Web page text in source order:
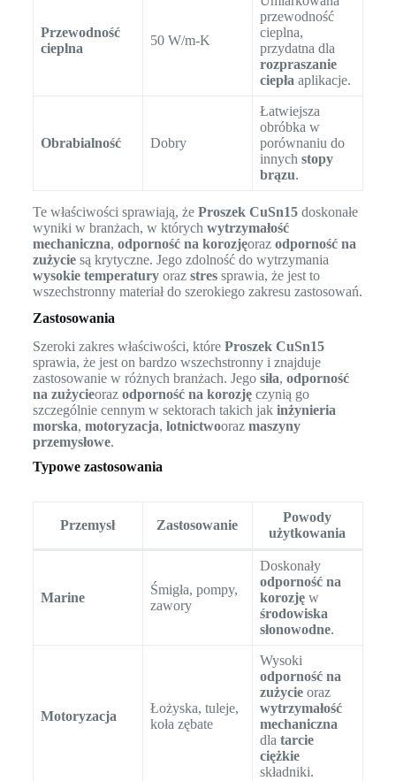
Przewodność
cieplna
50 W/m-K
przewodność
cieplna,
przydatna dla
rozpraszanie
ciepła aplikacje.
Obrabialność Dobry
Łatwiejsza
obróbka w
porównaniu do
innych stopy
brązu.
Te właściwości sprawiają, że Proszek CuSn15doskonałe
wyniki w branżach, w których wytrzymałość
mechaniczna, odporność na korozjęoraz odporność na
zużyciesą krytyczne. Jego zdolność do wytrzymania
wysokie temperaturyoraz stressprawia, że jest to
wszechstronny materiał do szerokiego zakresu zastosowań.
Zastosowania
Szeroki zakres właściwości, które Proszek CuSn15
sprawia, że jest on bardzo wszechstronny i znajduje
zastosowanie w różnych branżach. Jego siła, odporność
na zużycieoraz odporność na korozjęczynią go
szczególnie cennym w sektorach takich jak inżynieria
morska, motoryzacja, lotnictwooraz maszyny
przemysłowe.
Typowe zastosowania
Przemysł Zastosowanie
Powody
użytkowania
Marine
Śmigła, pompy,
zawory
Doskonały
odporność na
korozjęw
środowiska
słonowodne.
Motoryzacja
Łożyska, tuleje,
koła zębate
Wysoki
odporność na
zużycieoraz
wytrzymałość
mechaniczna
dla tarcie
ciężkie
składniki.